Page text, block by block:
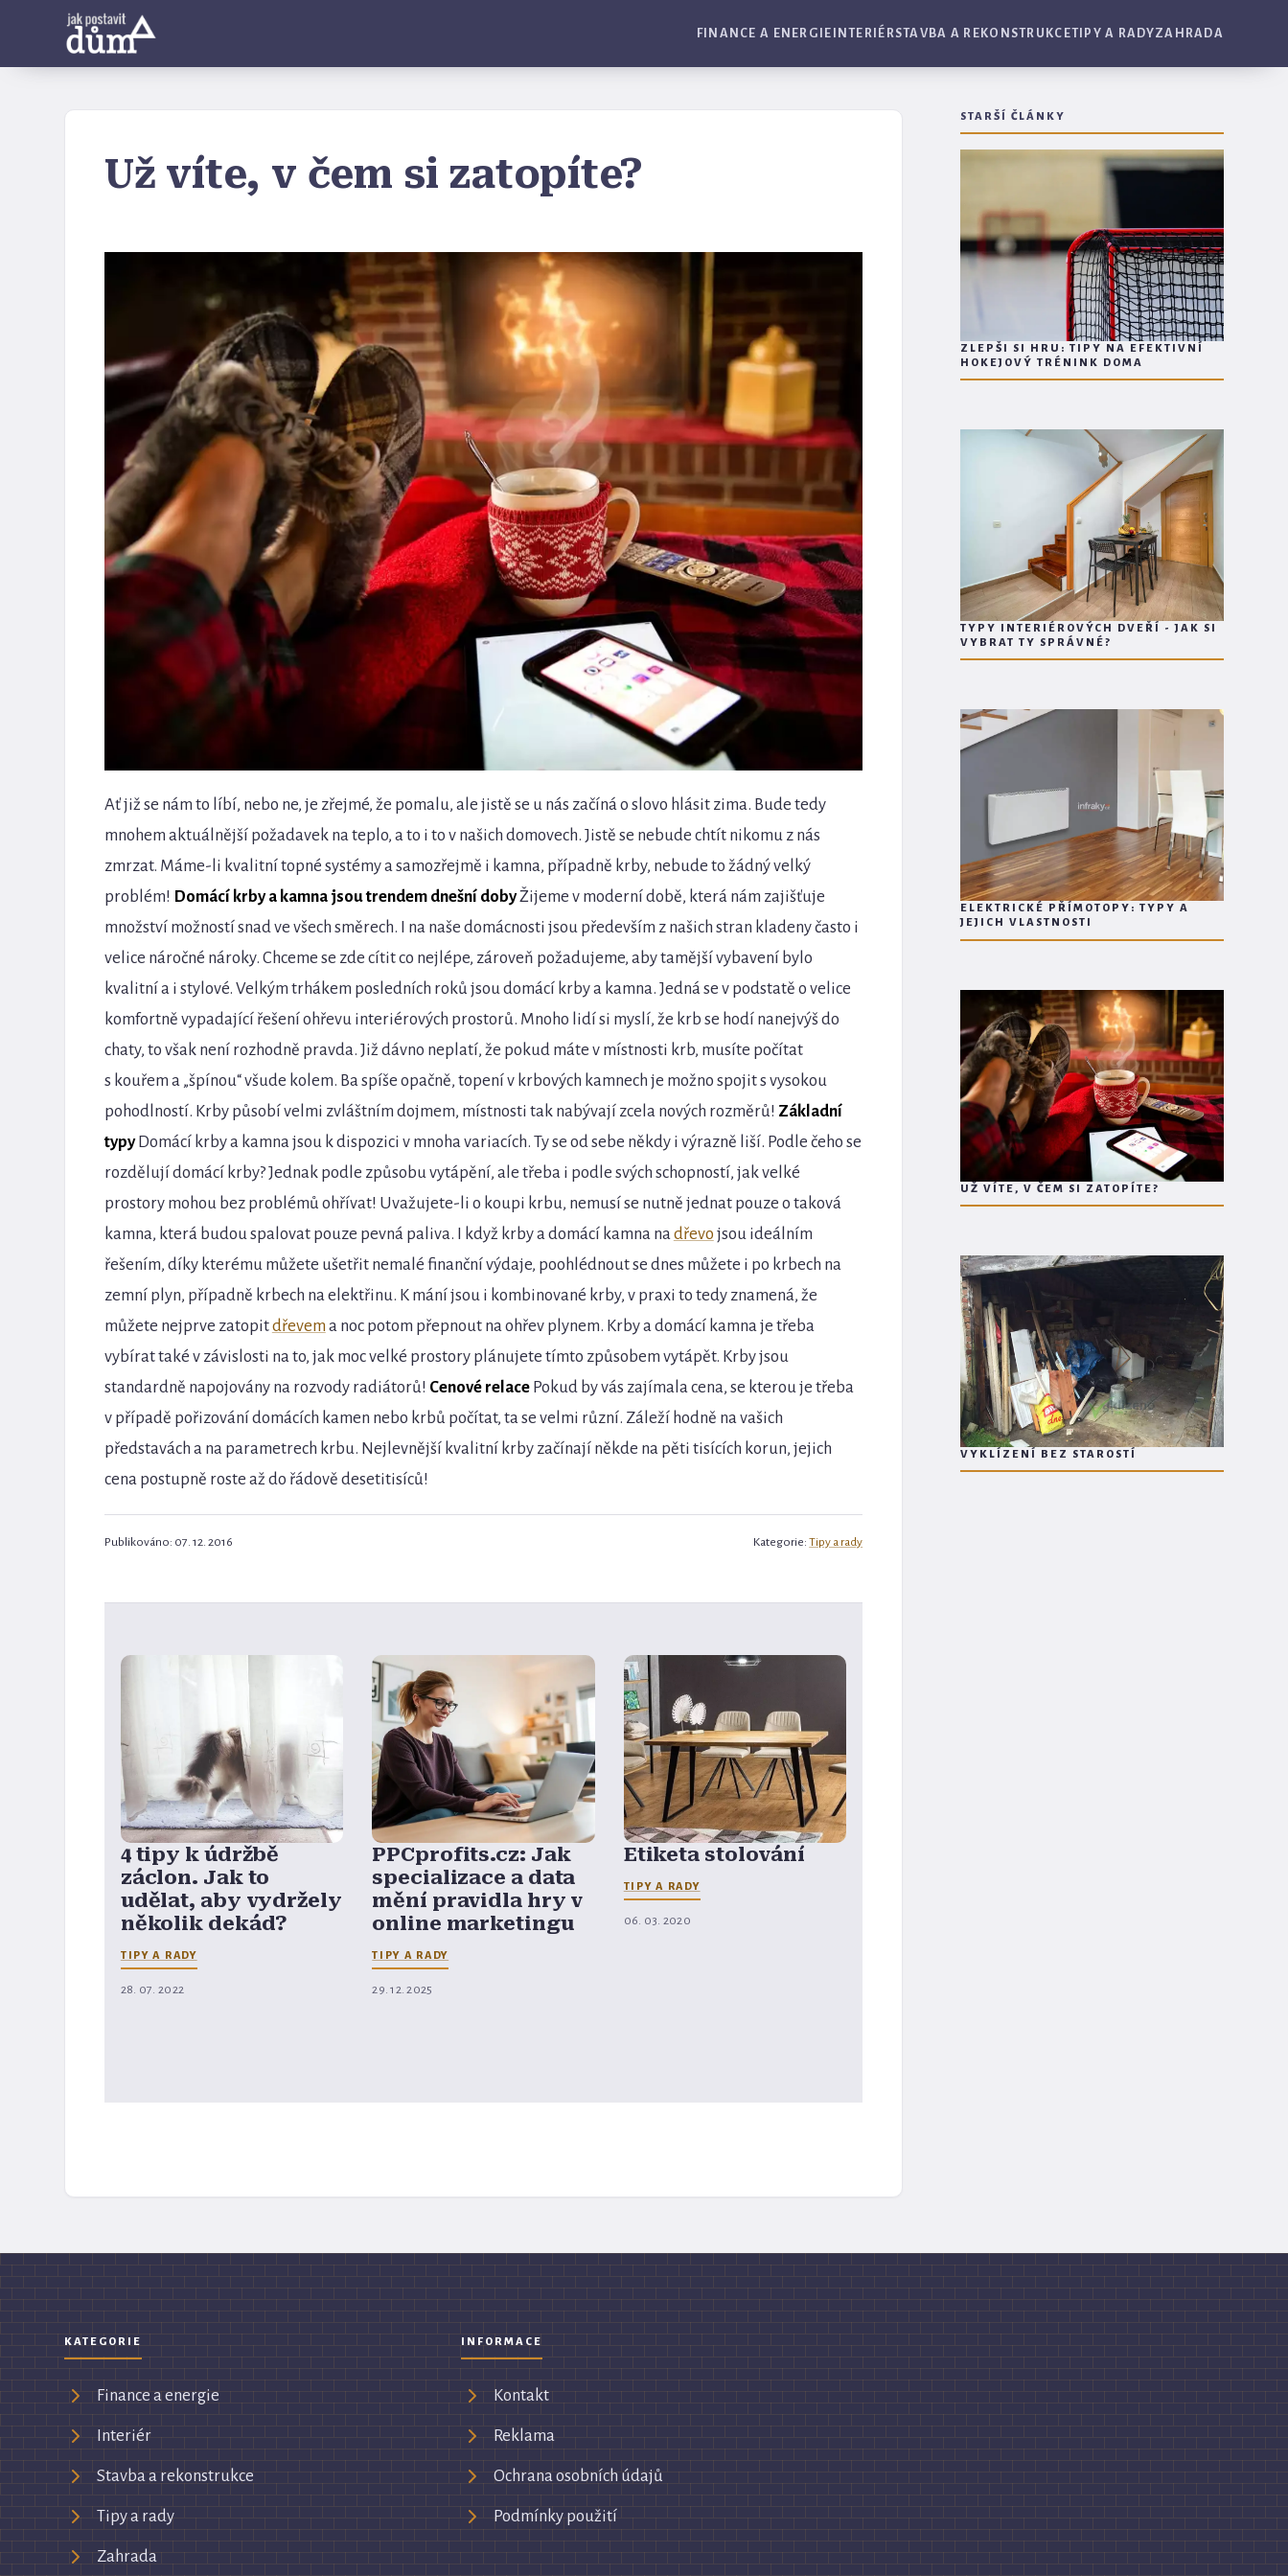
FINANCE A ENERGIE INTERIÉRSTAVBA A REKONSTRUKCETIPY A RADYZAHRADA
Už víte, v čem si zatopíte?
Ať již se nám to líbí, nebo ne, je zřejmé, že pomalu, ale jistě se u nás začíná o slovo hlásit zima. Bude tedy
mnohem aktuálnější požadavek na teplo, a to i to v našich domovech. Jistě se nebude chtít nikomu z nás
zmrzat. Máme-li kvalitní topné systémy a samozřejmě i kamna, případně krby, nebude to žádný velký
problém! Domácí krby a kamna jsou trendem dnešní dobyŽijeme v moderní době, která nám zajišťuje
množství možností snad ve všech směrech. I na naše domácnosti jsou především z našich stran kladeny často i
velice náročné nároky. Chceme se zde cítit co nejlépe, zároveň požadujeme, aby tamější vybavení bylo
kvalitní a i stylové. Velkým trhákem posledních roků jsou domácí krby a kamna. Jedná se v podstatě o velice
komfortně vypadající řešení ohřevu interiérových prostorů. Mnoho lidí si myslí, že krb se hodí nanejvýš do
chaty, to však není rozhodně pravda. Již dávno neplatí, že pokud máte v místnosti krb, musíte počítat
s kouřem a „špínou“ všude kolem. Ba spíše opačně, topení v krbových kamnech je možno spojit s vysokou
pohodlností. Krby působí velmi zvláštním dojmem, místnosti tak nabývají zcela nových rozměrů! Základní
typyDomácí krby a kamna jsou k dispozici v mnoha variacích. Ty se od sebe někdy i výrazně liší. Podle čeho se
rozdělují domácí krby? Jednak podle způsobu vytápění, ale třeba i podle svých schopností, jak velké
prostory mohou bez problémů ohřívat! Uvažujete-li o koupi krbu, nemusí se nutně jednat pouze o taková
kamna, která budou spalovat pouze pevná paliva. I když krby a domácí kamna nadřevo jsou ideálním
řešením, díky kterému můžete ušetřit nemalé finanční výdaje, poohlédnout se dnes můžete i po krbech na
zemní plyn, případně krbech na elektřinu. K mání jsou i kombinované krby, v praxi to tedy znamená, že
můžete nejprve zatopitdřevem a noc potom přepnout na ohřev plynem. Krby a domácí kamna je třeba
vybírat také v závislosti na to, jak moc velké prostory plánujete tímto způsobem vytápět. Krby jsou
standardně napojovány na rozvody radiátorů! Cenové relacePokud by vás zajímala cena, se kterou je třeba
v případě pořizování domácích kamen nebo krbů počítat, ta se velmi různí. Záleží hodně na vašich
představách a na parametrech krbu. Nejlevnější kvalitní krby začínají někde na pěti tisících korun, jejich
cena postupně roste až do řádově desetitisíců!
Publikováno: 07. 12. 2016 Kategorie:Tipy a rady
4 tipy k údržbě
záclon. Jak to
udělat, aby vydržely
několik dekád?
TIPY A RADY
28. 07. 2022
PPCprofits.cz: Jak
specializace a data
mění pravidla hry v
online marketingu
TIPY A RADY
29. 12. 2025
Etiketa stolování
TIPY A RADY
06. 03. 2020
STARŠÍ ČLÁNKY
ZLEPŠI SI HRU: TIPY NA EFEKTIVNÍ
HOKEJOVÝ TRÉNINK DOMA
TYPY INTERIÉROVÝCH DVEŘÍ - JAK SI
VYBRAT TY SPRÁVNÉ?
ELEKTRICKÉ PŘÍMOTOPY: TYPY A
JEJICH VLASTNOSTI
UŽ VÍTE, V ČEM SI ZATOPÍTE?
VYKLÍZENÍ BEZ STAROSTÍ
KATEGORIE
Finance a energie
Interiér
Stavba a rekonstrukce
Tipy a rady
Zahrada
INFORMACE
Kontakt
Reklama
Ochrana osobních údajů
Podmínky použití